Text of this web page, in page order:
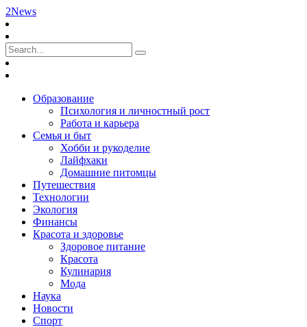
2News
Образование
Психология и личностный рост
Работа и карьера
Семья и быт
Хобби и рукоделие
Лайфхаки
Домашние питомцы
Путешествия
Технологии
Экология
Финансы
Красота и здоровье
Здоровое питание
Красота
Кулинария
Мода
Наука
Новости
Спорт